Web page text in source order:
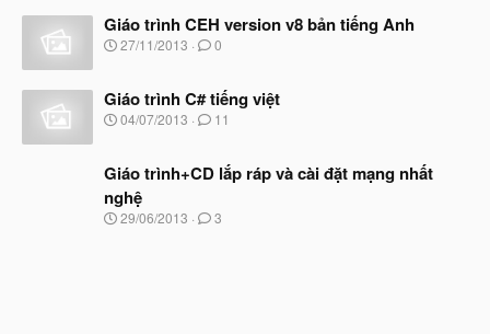
đ
ầ
u
y
b
ắ
đ
ầ
u
Giáo trình CEH version v8 bản tiếng Anh
N
y
b
ắ
đ
ầ
u
27/11/2013 0
Giáo trình C# tiếng việt
N
y
b
ắ
t
04/07/2013 11
Giáo trình+CD lắp ráp và cài đặt mạng nhất
nghệ
N
29/06/2013 3